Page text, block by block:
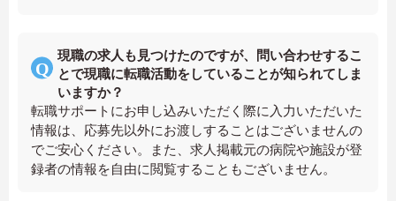
現職の求人も見つけたのですが、問い合わせするこ
とで現職に転職活動をしていることが知られてしま
いますか？
転職サポートにお申し込みいただく際に入力いただいた
情報は、応募先以外にお渡しすることはございませんの
でご安心ください。また、求人掲載元の病院や施設が登
録者の情報を自由に閲覧することもございません。